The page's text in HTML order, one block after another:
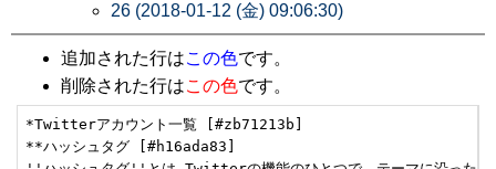
26 (2018-01-12 (金) 09:06:30)
追加された行はこの色です。
削除された行はこの色です。
*Twitterアカウント一覧 [#zb71213b]
**ハッシュタグ [#h16ada83]